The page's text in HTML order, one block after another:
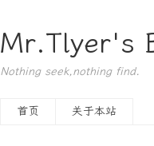
Mr.Tlyer's
Nothing seek,nothing find.
首页
关于本站